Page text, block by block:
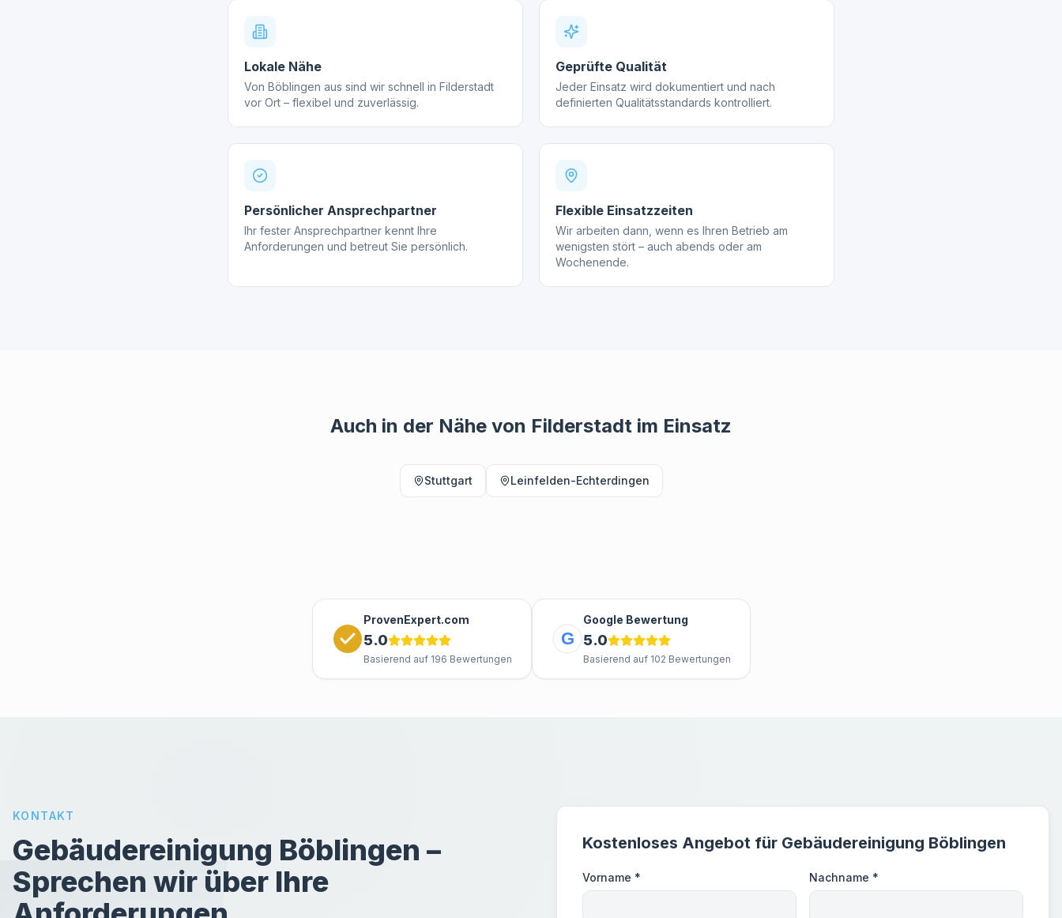
Lokale Nähe
Von Böblingen aus sind wir schnell in Filderstadt
vor Ort – flexibel und zuverlässig.
Geprüfte Qualität
Jeder Einsatz wird dokumentiert und nach
definierten Qualitätsstandards kontrolliert.
Persönlicher Ansprechpartner
Ihr fester Ansprechpartner kennt Ihre
Anforderungen und betreut Sie persönlich.
Flexible Einsatzzeiten
Wir arbeiten dann, wenn es Ihren Betrieb am
wenigsten stört – auch abends oder am
Wochenende.
Auch in der Nähe von Filderstadt im Einsatz
Stuttgart Leinfelden-Echterdingen
ProvenExpert.com
5.0
Basierend auf 196 Bewertungen
G
Google Bewertung
5.0
Basierend auf 102 Bewertungen
KONTAKT
Gebäudereinigung Böblingen –
Sprechen wir über Ihre
Kostenloses Angebot für Gebäudereinigung Böblingen
Vorname * Nachname *